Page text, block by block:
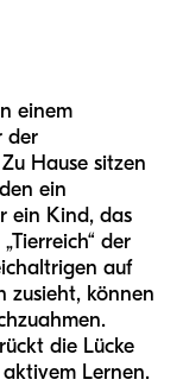
einem
der
Hause sitzen
ein
ein Kind, das
der
auf
zusieht, können
die Lücke
Lernen.